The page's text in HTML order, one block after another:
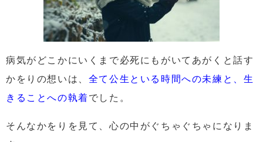
病気がどこかにいくまで必死にもがいてあがく と話す
かをりの想いは、 全て公生といる時間への未練と、 生
きることへの執着でした。
そんなかをりを見て、心の中がぐちゃぐちゃになりま